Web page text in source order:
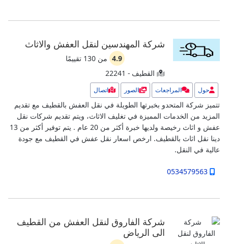
شركة المهندسين لنقل العفش والاثاث
4.9 من 130 تقييمًا
القطيف - 22241
حول المراجعات الصور اتصال
تتميز شركة المتحدو بخبرتها الطويلة في نقل العفش بالقطيف مع تقديم
المزيد من الخدمات المميزة في تغليف الاثاث، ويتم تقديم شركات نقل
عفش و اثاث رخيصة ولديها خبرة أكثر من 20 عام .
يتم توفير أكثر من 13
دينا نقل اثاث بالقطيف. ارخص اسعار نقل عفش في القطيف مع جودة
عالية في النقل.
0534579563
شركة الفاروق لنقل العفش من القطيف
الى الرياض